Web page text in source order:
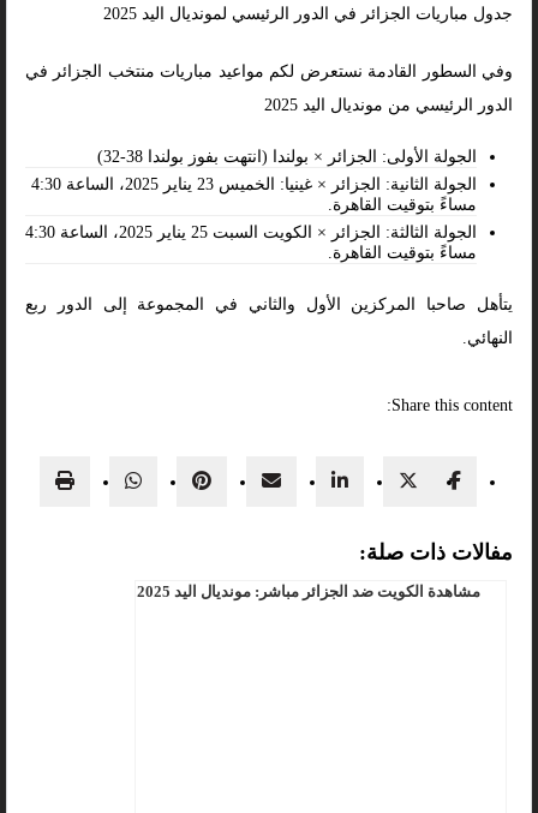
جدول مباريات الجزائر في الدور الرئيسي لمونديال اليد 2025
وفي السطور القادمة نستعرض لكم مواعيد مباريات منتخب الجزائر في
الدور الرئيسي من مونديال اليد 2025
الجولة الأولى: الجزائر × بولندا (انتهت بفوز بولندا 38-32)
الجولة الثانية: الجزائر × غينيا: الخميس 23 يناير 2025، الساعة 4:30
مساءً بتوقيت القاهرة.
الجولة الثالثة: الجزائر × الكويت السبت 25 يناير 2025، الساعة 4:30
مساءً بتوقيت القاهرة.
يتأهل صاحبا المركزين الأول والثاني في المجموعة إلى الدور ربع
النهائي.
Share this content:
مفالات ذات صلة:
مشاهدة الكويت ضد الجزائر مباشر: مونديال اليد 2025